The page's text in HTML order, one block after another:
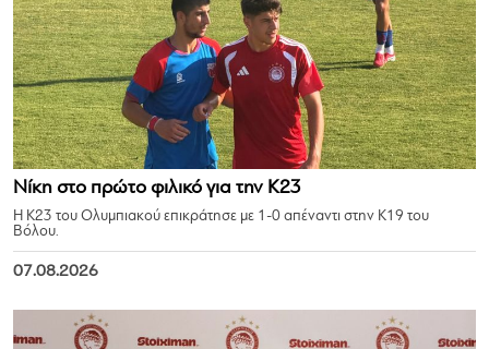
Νίκη στο πρώτο φιλικό για την Κ23
Η Κ23 του Ολυμπιακού επικράτησε με 1-0 απέναντι στην Κ19 του
Βόλου.
07.08.2026